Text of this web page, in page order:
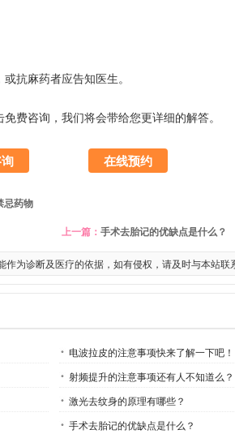
抗麻药者应告知医生。
免费咨询，我们将会带给您更详细的解答。
在线预约
忌药物
上一篇： 手术去胎记的优缺点是什么？
为诊断及医疗的依据，如有侵权，请及时与本站联
电波拉皮的注意事项快来了解一下吧！
射频提升的注意事项还有人不知道么？
激光去纹身的原理有哪些？
手术去胎记的优缺点是什么？